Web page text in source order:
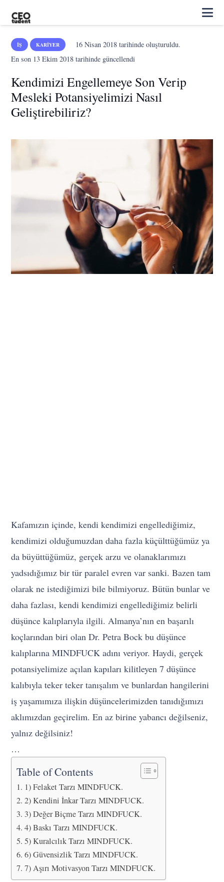
İŞ KARIYER 16 Nisan 2018tarihinde oluşturuldu.
En son 13 Ekim 2018 tarihinde güncellendi
Kendimizi Engellemeye Son Verip
Mesleki Potansiyelimizi Nasıl
Geliştirebiliriz?
Kafamızın içinde, kendi kendimizi engellediğimiz,
kendimizi olduğumuzdan daha fazla küçülttüğümüz ya
da büyüttüğümüz, gerçek arzu ve olanaklarımızı
yadsıdığımız bir tür paralel evren var sanki. Bazen tam
olarak ne istediğimizi bile bilmiyoruz. Bütün bunlar ve
daha fazlası, kendi kendimizi engellediğimiz belirli
düşünce kalıplarıyla ilgili. Almanya’nın en başarılı
koçlarından biri olan Dr. Petra Bock bu düşünce
kalıplarına MINDFUCK adını veriyor. Haydi, gerçek
potansiyelimize açılan kapıları kilitleyen 7 düşünce
kalıbıyla teker teker tanışalım ve bunlardan hangilerini
iş yaşamımıza ilişkin düşüncelerimizden tanıdığımızı
aklımızdan geçirelim. En az birine yabancı değilseniz,
yalnız değilsiniz!
…
Table of Contents
1) Felaket Tarzı MINDFUCK.
2) Kendini İnkar Tarzı MINDFUCK.
3) Değer Biçme Tarzı MINDFUCK.
4) Baskı Tarzı MINDFUCK.
5) Kuralcılık Tarzı MINDFUCK.
6) Güvensizlik Tarzı MINDFUCK.
7) Aşırı Motivasyon Tarzı MINDFUCK.